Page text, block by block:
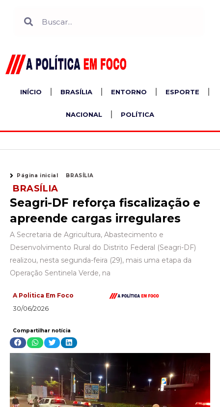
INÍCIO BRASÍLIA ENTORNO ESPORTE
NACIONAL POLÍTICA
Página inicial BRASÍLIA
BRASÍLIA
Seagri-DF reforça fiscalização e
apreende cargas irregulares
A Secretaria de Agricultura, Abastecimento e
Desenvolvimento Rural do Distrito Federal (Seagri-DF)
realizou, nesta segunda-feira (29), mais uma etapa da
Operação Sentinela Verde, na
A Politica Em Foco
30/06/2026
Compartilhar notícia